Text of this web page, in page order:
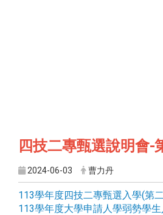
四技二專甄選說明會-
2024-06-03 曹力丹
113學年度四技二專甄選入學(第
113學年度大學申請人學弱勢學